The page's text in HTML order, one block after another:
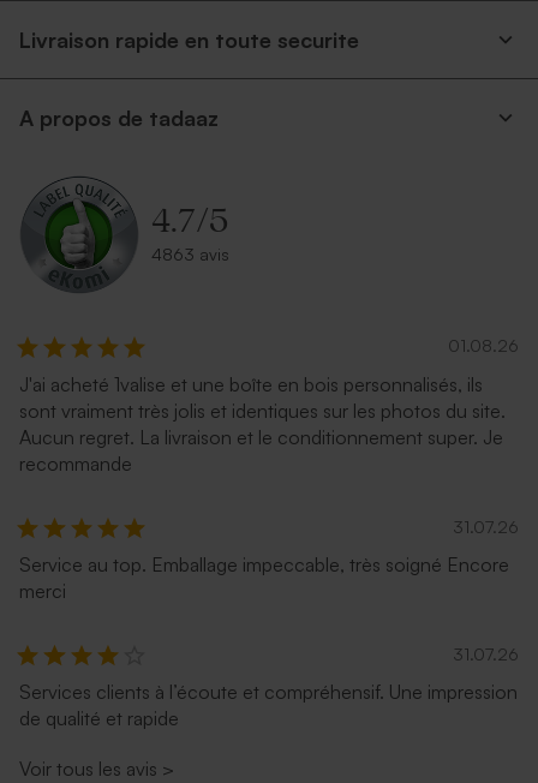
Livraison rapide en toute securite
A propos de tadaaz
4.7/5
4863 avis
01.08.26
J'ai acheté 1valise et une boîte en bois personnalisés, ils
sont vraiment très jolis et identiques sur les photos du site.
Aucun regret. La livraison et le conditionnement super. Je
recommande
31.07.26
Service au top. Emballage impeccable, très soigné Encore
merci
31.07.26
Services clients à l’écoute et compréhensif. Une impression
de qualité et rapide
Voir tous les avis >